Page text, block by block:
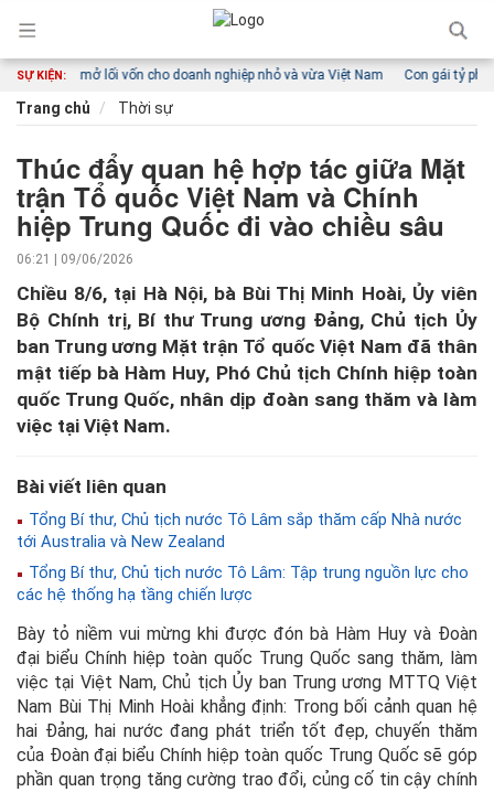
SỰ KIỆN:
hoạt mở lối vốn cho doanh nghiệp nhỏ và vừa Việt Nam Con gái tỷ phú
Trang chủ Thời sự
Thúc đẩy quan hệ hợp tác giữa Mặt
trận Tổ quốc Việt Nam và Chính
hiệp Trung Quốc đi vào chiều sâu
06:21 | 09/06/2026
Chiều 8/6, tại Hà Nội, bà Bùi Thị Minh Hoài, Ủy viên
Bộ Chính trị, Bí thư Trung ương Đảng, Chủ tịch Ủy
ban Trung ương Mặt trận Tổ quốc Việt Nam đã thân
mật tiếp bà Hàm Huy, Phó Chủ tịch Chính hiệp toàn
quốc Trung Quốc, nhân dịp đoàn sang thăm và làm
việc tại Việt Nam.
Bài viết liên quan
Tổng Bí thư, Chủ tịch nước Tô Lâm sắp thăm cấp Nhà nước
tới Australia và New Zealand
Tổng Bí thư, Chủ tịch nước Tô Lâm: Tập trung nguồn lực cho
các hệ thống hạ tầng chiến lược
Bày tỏ niềm vui mừng khi được đón bà Hàm Huy và Đoàn
đại biểu Chính hiệp toàn quốc Trung Quốc sang thăm, làm
việc tại Việt Nam, Chủ tịch Ủy ban Trung ương MTTQ Việt
Nam Bùi Thị Minh Hoài khẳng định: Trong bối cảnh quan hệ
hai Đảng, hai nước đang phát triển tốt đẹp, chuyến thăm
của Đoàn đại biểu Chính hiệp toàn quốc Trung Quốc sẽ góp
phần quan trọng tăng cường trao đổi, củng cố tin cậy chính